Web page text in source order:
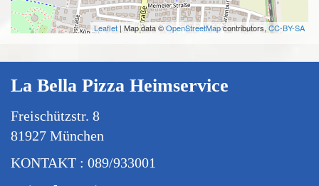
Leaflet | Map data ©OpenStreetMapcontributors, CC-BY-SA
La Bella Pizza Heimservice
Freischützstr. 8
81927 München
KONTAKT : 089/933001